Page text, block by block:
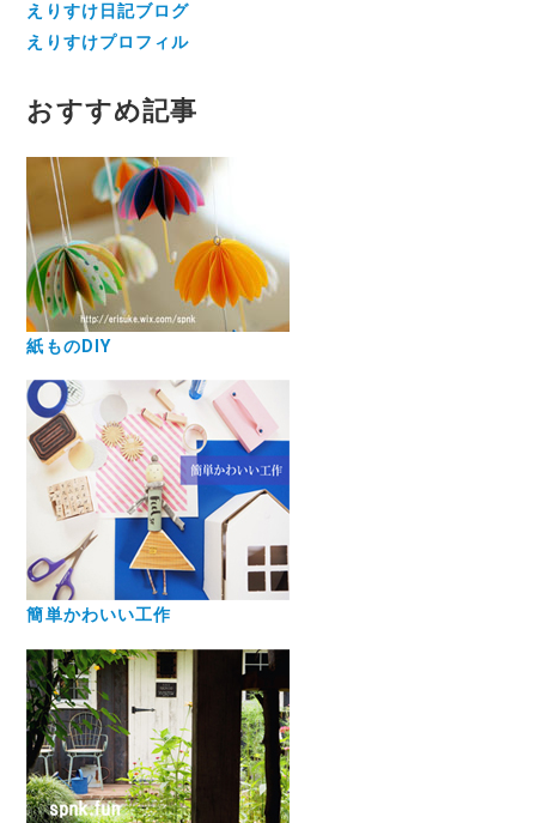
えりすけ日記ブログ
えりすけプロフィル
おすすめ記事
紙ものDIY
簡単かわいい工作